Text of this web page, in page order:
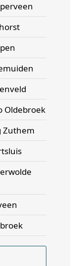
Oldebroek
Zuthem